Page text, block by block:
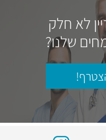
לא חלק
שלנו?